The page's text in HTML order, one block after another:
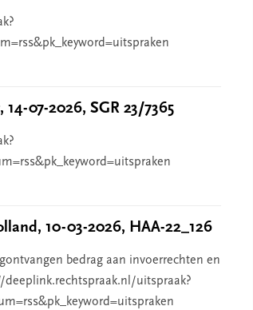
07-2026, SGR 23/7365
10-03-2026, HAA-22_126
bedrag aan invoerrechten en
uitspraak?